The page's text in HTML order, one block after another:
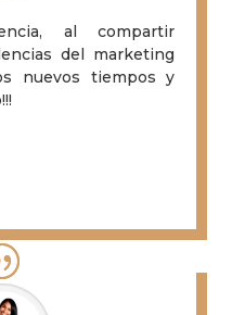
al compartir
del marketing
nuevos tiempos y